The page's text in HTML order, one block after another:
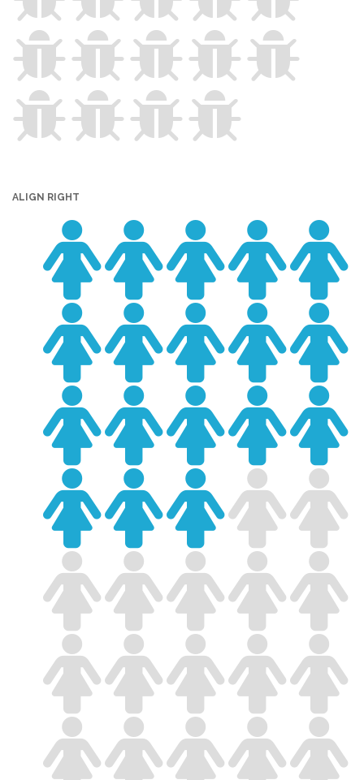
ALIGN RIGHT